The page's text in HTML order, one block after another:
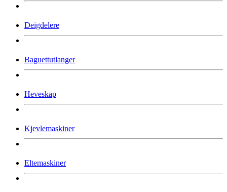
Deigdelere
Baguettutlanger
Heveskap
Kjevlemaskiner
Eltemaskiner